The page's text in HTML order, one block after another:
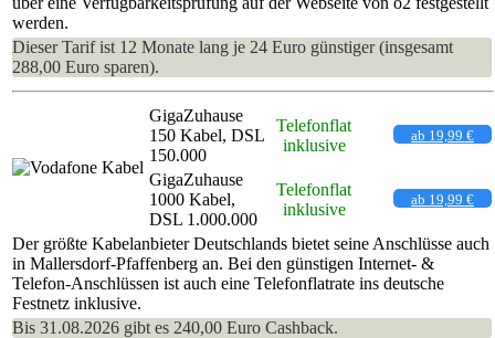
werden.
Dieser Tarif ist 12 Monate lang je 24 Euro günstiger (insgesamt
288,00 Euro sparen).
GigaZuhause
150 Kabel, DSL
150.000
Telefonflat
inklusive
ab 19,99 €
GigaZuhause
1000 Kabel,
DSL 1.000.000
Telefonflat
inklusive
ab 19,99 €
Der größte Kabelanbieter Deutschlands bietet seine Anschlüsse auch
in Mallersdorf-Pfaffenberg an. Bei den günstigen Internet- &
Telefon-Anschlüssen ist auch eine Telefonflatrate ins deutsche
Festnetz inklusive.
Bis 31.08.2026 gibt es 240,00 Euro Cashback.